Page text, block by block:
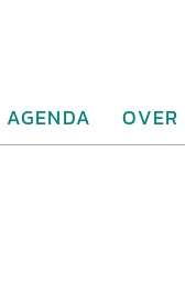
AGENDA OVER